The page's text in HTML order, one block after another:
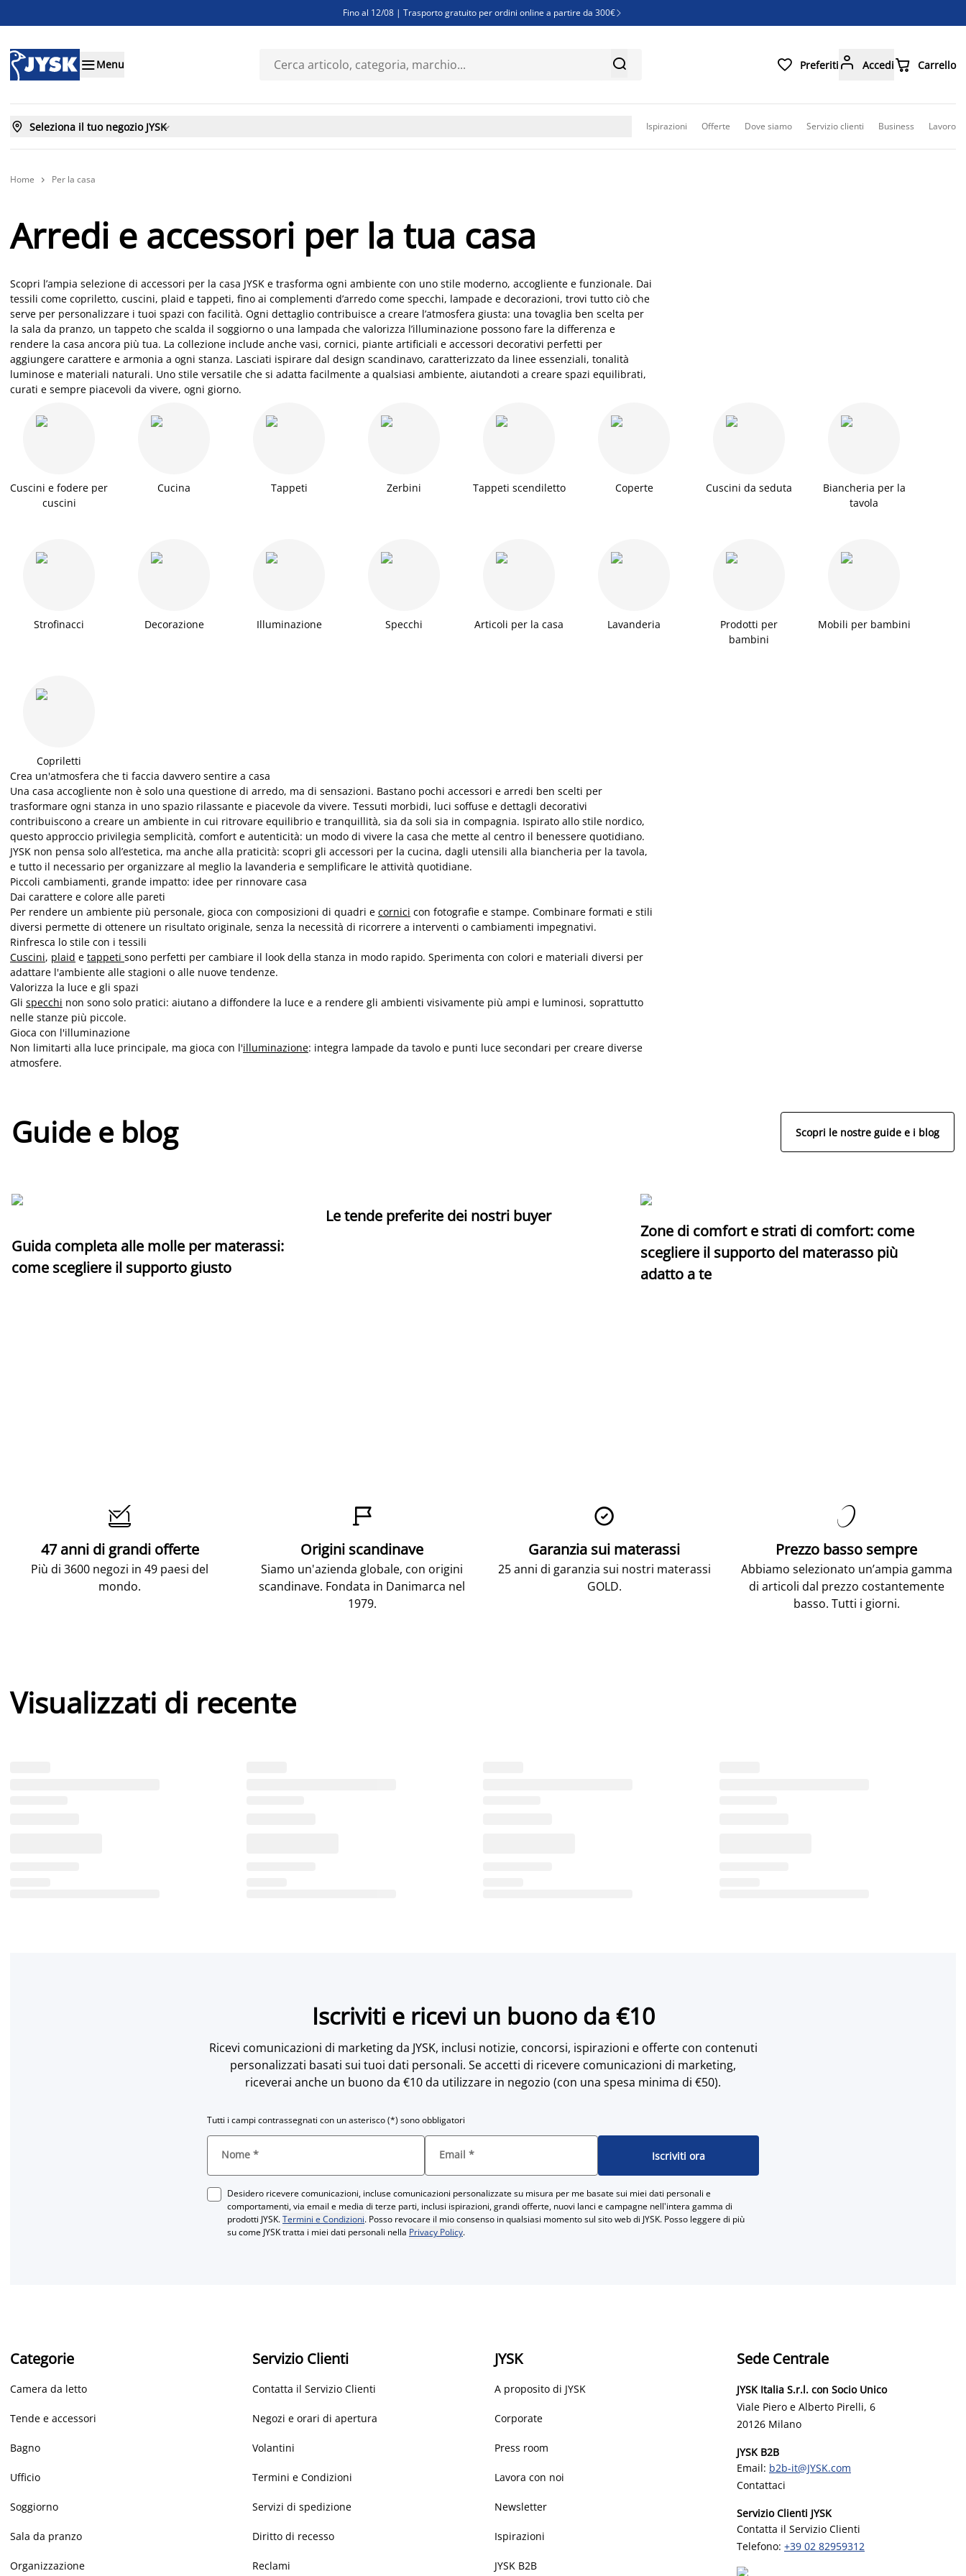
Fino al 12/08 | Trasporto gratuito per ordini online a partire da 300€ 
Finanziamenti - Scegli il piano di rimborso più adatto a te
Menu   Preferiti  Accedi Carrello
 Seleziona il tuo negozio JYSK Ispirazioni Offerte Dove siamo Servizio clienti Business Lavoro
Home  Per la casa
Arredi e accessori per la tua casa
Scopri l’ampia selezione di accessori per la casa JYSK e trasforma ogni ambiente con uno stile moderno, accogliente e funzionale. Dai
tessili come copriletto, cuscini, plaid e tappeti, fino ai complementi d’arredo come specchi, lampade e decorazioni, trovi tutto ciò che
serve per personalizzare i tuoi spazi con facilità. Ogni dettaglio contribuisce a creare l’atmosfera giusta: una tovaglia ben scelta per
la sala da pranzo, un tappeto che scalda il soggiorno o una lampada che valorizza l’illuminazione possono fare la differenza e
rendere la casa ancora più tua. La collezione include anche vasi, cornici, piante artificiali e accessori decorativi perfetti per
aggiungere carattere e armonia a ogni stanza. Lasciati ispirare dal design scandinavo, caratterizzato da linee essenziali, tonalità
luminose e materiali naturali. Uno stile versatile che si adatta facilmente a qualsiasi ambiente, aiutandoti a creare spazi equilibrati,
curati e sempre piacevoli da vivere, ogni giorno.
Cuscini e fodere per
cuscini
Cucina Tappeti Zerbini Tappeti scendiletto Coperte Cuscini da seduta
Biancheria per la
tavola
Strofinacci Decorazione Illuminazione Specchi Articoli per la casa Lavanderia
Prodotti per
bambini
Mobili per bambini
Copriletti
Crea un'atmosfera che ti faccia davvero sentire a casa
Una casa accogliente non è solo una questione di arredo, ma di sensazioni. Bastano pochi accessori e arredi ben scelti per
trasformare ogni stanza in uno spazio rilassante e piacevole da vivere. Tessuti morbidi, luci soffuse e dettagli decorativi
contribuiscono a creare un ambiente in cui ritrovare equilibrio e tranquillità, sia da soli sia in compagnia. Ispirato allo stile nordico,
questo approccio privilegia semplicità, comfort e autenticità: un modo di vivere la casa che mette al centro il benessere quotidiano.
JYSK non pensa solo all’estetica, ma anche alla praticità: scopri gli accessori per la cucina, dagli utensili alla biancheria per la tavola,
e tutto il necessario per organizzare al meglio la lavanderia e semplificare le attività quotidiane.
Piccoli cambiamenti, grande impatto: idee per rinnovare casa
Dai carattere e colore alle pareti
Per rendere un ambiente più personale, gioca con composizioni di quadri e cornici con fotografie e stampe. Combinare formati e stili
diversi permette di ottenere un risultato originale, senza la necessità di ricorrere a interventi o cambiamenti impegnativi.
Rinfresca lo stile con i tessili
Cuscini, plaid e tappeti sono perfetti per cambiare il look della stanza in modo rapido. Sperimenta con colori e materiali diversi per
adattare l'ambiente alle stagioni o alle nuove tendenze.
Valorizza la luce e gli spazi
Gli specchi non sono solo pratici: aiutano a diffondere la luce e a rendere gli ambienti visivamente più ampi e luminosi, soprattutto
nelle stanze più piccole.
Gioca con l'illuminazione
Non limitarti alla luce principale, ma gioca con l'illuminazione: integra lampade da tavolo e punti luce secondari per creare diverse
atmosfere.
Guide e blog Scopri le nostre guide e i blog
Guida completa alle molle per materassi:
come scegliere il supporto giusto
Le tende preferite dei nostri buyer
Zone di comfort e strati di comfort: come
scegliere il supporto del materasso più
adatto a te

47 anni di grandi offerte
Più di 3600 negozi in 49 paesi del
mondo.

Origini scandinave
Siamo un'azienda globale, con origini
scandinave. Fondata in Danimarca nel
1979.

Garanzia sui materassi
25 anni di garanzia sui nostri materassi
GOLD.

Prezzo basso sempre
Abbiamo selezionato un’ampia gamma
di articoli dal prezzo costantemente
basso. Tutti i giorni.
Visualizzati di recente
Iscriviti e ricevi un buono da €10
Ricevi comunicazioni di marketing da JYSK, inclusi notizie, concorsi, ispirazioni e offerte con contenuti
personalizzati basati sui tuoi dati personali. Se accetti di ricevere comunicazioni di marketing,
riceverai anche un buono da €10 da utilizzare in negozio (con una spesa minima di €50).
Tutti i campi contrassegnati con un asterisco (*) sono obbligatori
Nome * Email * Iscriviti ora
Desidero ricevere comunicazioni, incluse comunicazioni personalizzate su misura per me basate sui miei dati personali e
comportamenti, via email e media di terze parti, inclusi ispirazioni, grandi offerte, nuovi lanci e campagne nell'intera gamma di
prodotti JYSK.Termini e Condizioni. Posso revocare il mio consenso in qualsiasi momento sul sito web di JYSK. Posso leggere di più
su come JYSK tratta i miei dati personali nella Privacy Policy.
Categorie
Camera da letto
Tende e accessori
Bagno
Ufficio
Soggiorno
Sala da pranzo
Organizzazione
Servizio Clienti
Contatta il Servizio Clienti
Negozi e orari di apertura
Volantini
Termini e Condizioni
Servizi di spedizione
Diritto di recesso
Reclami
JYSK
A proposito di JYSK
Corporate
Press room
Lavora con noi
Newsletter
Ispirazioni
JYSK B2B
Sede Centrale
JYSK Italia S.r.l. con Socio Unico
Viale Piero e Alberto Pirelli, 6
20126 Milano
JYSK B2B
Email: b2b-it@JYSK.com
Contattaci
Servizio Clienti JYSK
Contatta il Servizio Clienti
Telefono: +39 02 82959312